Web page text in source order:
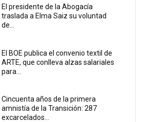
El presidente de la Abogacía
traslada a Elma Saiz su voluntad
de...
El BOE publica el convenio textil de
ARTE, que conlleva alzas salariales
para...
Cincuenta años de la primera
amnistía de la Transición: 287
excarcelados...